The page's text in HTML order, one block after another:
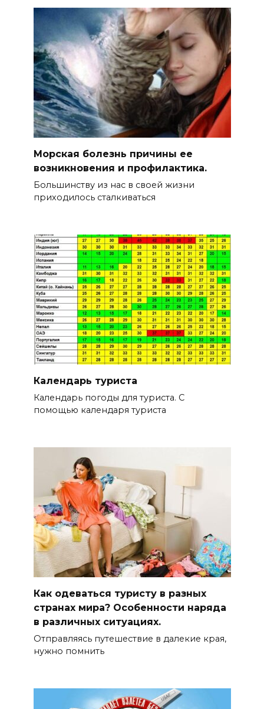
Морская болезнь причины ее
возникновения и профилактика.
Большинству из нас в своей жизни
приходилось сталкиваться
Календарь туриста
Календарь погоды для туриста. С
помощью календаря туриста
Как одеваться туристу в разных
странах мира? Особенности наряда
в различных ситуациях.
Отправляясь путешествие в далекие края,
нужно помнить